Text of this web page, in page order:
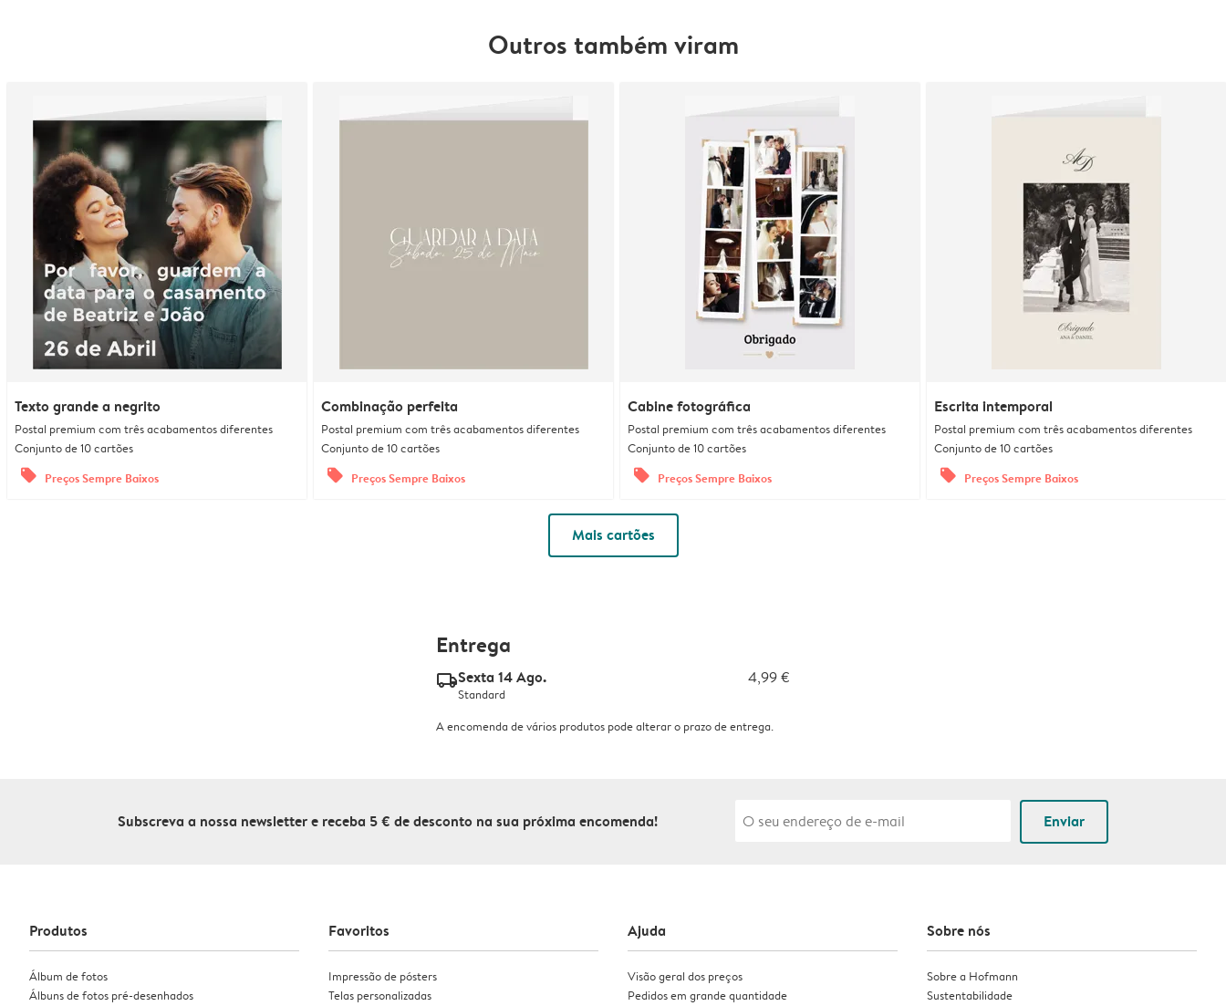
Outros também viram
Texto grande a negrito
Postal premium com três acabamentos diferentes
Conjunto de 10 cartões
offers Preços Sempre Baixos
Combinação perfeita
Postal premium com três acabamentos diferentes
Conjunto de 10 cartões
offers Preços Sempre Baixos
Cabine fotográfica
Postal premium com três acabamentos diferentes
Conjunto de 10 cartões
offers Preços Sempre Baixos
Escrita intemporal
Postal premium com três acabamentos diferentes
Conjunto de 10 cartões
offers Preços Sempre Baixos
Mais cartões
Entrega
delivery_standard_v2Sexta 14 Ago. 4,99 €
Standard
A encomenda de vários produtos pode alterar o prazo de entrega.
Subscreva a nossa newsletter e receba 5 € de desconto na sua próxima encomenda! Enviar
Produtos
Álbum de fotos
Álbuns de fotos pré-desenhados
Favoritos
Impressão de pósters
Telas personalizadas
Ajuda
Visão geral dos preços
Pedidos em grande quantidade
Sobre nós
Sobre a Hofmann
Sustentabilidade